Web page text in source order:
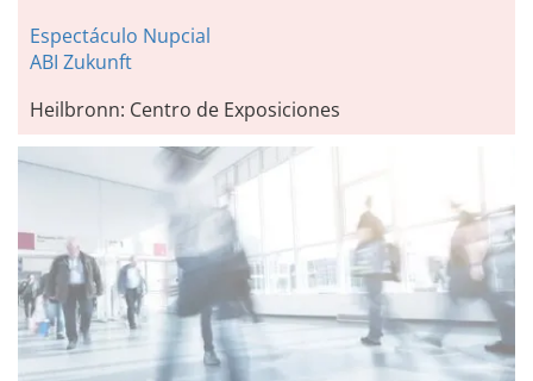
Espectáculo Nupcial
ABI Zukunft
Heilbronn: Centro de Exposiciones